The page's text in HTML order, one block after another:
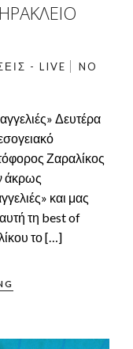
- LIVE
NO
Δευτέρα
Ζαραλίκος
άκρως
και μας
τη best of
το […]